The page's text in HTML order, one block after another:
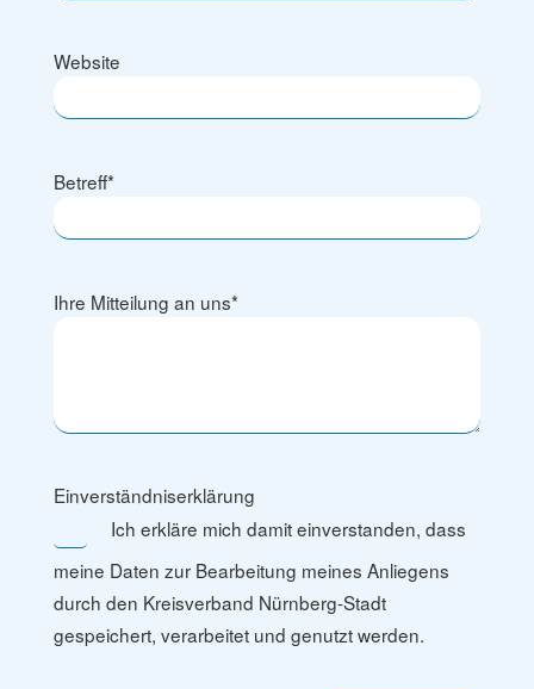
Website
Betreff*
Ihre Mitteilung an uns*
Einverständniserklärung
meine Daten zur Bearbeitung meines Anliegens
durch den Kreisverband Nürnberg-Stadt
gespeichert, verarbeitet und genutzt werden.